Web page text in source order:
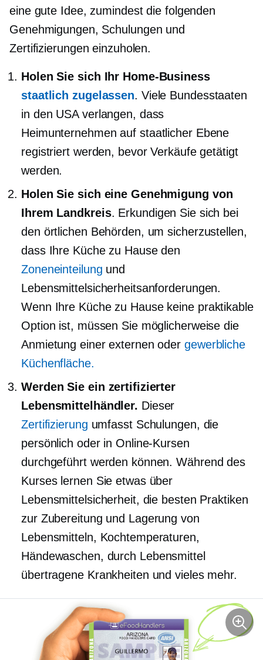
eine gute Idee, zumindest die folgenden
Genehmigungen, Schulungen und
Zertifizierungen einzuholen.
Holen Sie sich Ihr Home-Business
staatlich zugelassen. Viele Bundesstaaten
in den USA verlangen, dass
Heimunternehmen auf staatlicher Ebene
registriert werden, bevor Verkäufe getätigt
werden.
Holen Sie sich eine Genehmigung von
Ihrem Landkreis. Erkundigen Sie sich bei
den örtlichen Behörden, um sicherzustellen,
dass Ihre Küche zu Hause den
Zoneneinteilung und
Lebensmittelsicherheitsanforderungen.
Wenn Ihre Küche zu Hause keine praktikable
Option ist, müssen Sie möglicherweise die
Anmietung einer externen oder gewerbliche
Küchenfläche.
Werden Sie ein zertifizierter
Lebensmittelhändler. Dieser
Zertifizierung umfasst Schulungen, die
persönlich oder in Online-Kursen
durchgeführt werden können. Während des
Kurses lernen Sie etwas über
Lebensmittelsicherheit, die besten Praktiken
zur Zubereitung und Lagerung von
Lebensmitteln, Kochtemperaturen,
Händewaschen, durch Lebensmittel
übertragene Krankheiten und vieles mehr.